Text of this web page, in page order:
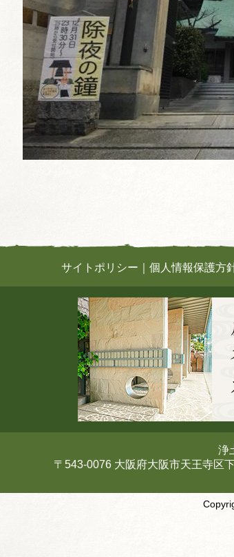
サイトポリシー 個人情報保護方
浄
〒543-0076 大阪府大阪市天王寺区